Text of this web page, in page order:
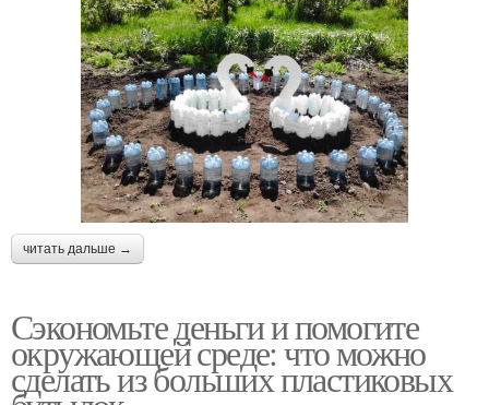
читать дальше →
Сэкономьте деньги и помогите
окружающей среде: что можно
сделать из больших пластиковых